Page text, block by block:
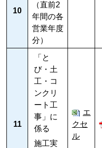
10
（直前2
年間の各
営業年度
分）
11
「と
び・土
工・コ
ンクリ
ート工
事」に
係る
施工実
エ
クセ
ル